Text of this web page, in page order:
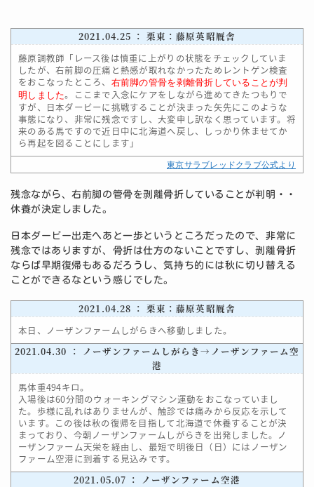
2021.04.25 ： 栗東：藤原英昭厩舎
藤原調教師「レース後は慎重に上がりの状態をチェックしていま
したが、右前脚の圧痛と熱感が取れなかったためレントゲン検査
をおこなったところ、
右前脚の管骨を剥離骨折していることが判
明しました。ここまで入念にケアをしながら進めてきたつもりで
すが、日本ダービーに挑戦することが決まった矢先にこのような
事態になり、非常に残念ですし、大変申し訳なく思っています。将
来のある馬ですので近日中に北海道へ戻し、しっかり休ませてか
ら再起を図ることにします」
東京サラブレッドクラブ公式より
残念ながら、右前脚の管骨を剥離骨折していることが判明・・
休養が決定しました。
日本ダービー出走へあと一歩というところだったので、非常に
残念ではありますが、骨折は仕方のないことですし、剥離骨折
ならば早期復帰もあるだろうし、気持ち的には秋に切り替える
ことができるなという感じでした。
2021.04.28 ： 栗東：藤原英昭厩舎
本日、ノーザンファームしがらきへ移動しました。
2021.04.30 ： ノーザンファームしがらき→ノーザンファーム空
港
馬体重494キロ。
入場後は60分間のウォーキングマシン運動をおこなっていまし
た。歩様に乱れはありませんが、触診では痛みから反応を示して
います。この後は秋の復帰を目指して北海道で休養することが決
まっており、今朝ノーザンファームしがらきを出発しました。ノ
ーザンファーム天栄を経由し、最短で明後日（日）にはノーザン
ファーム空港に到着する見込みです。
2021.05.07 ： ノーザンファーム空港